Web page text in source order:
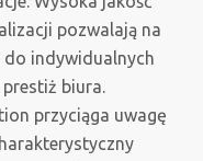
pozwalają na
do indywidualnych
biura.
przyciąga uwagę